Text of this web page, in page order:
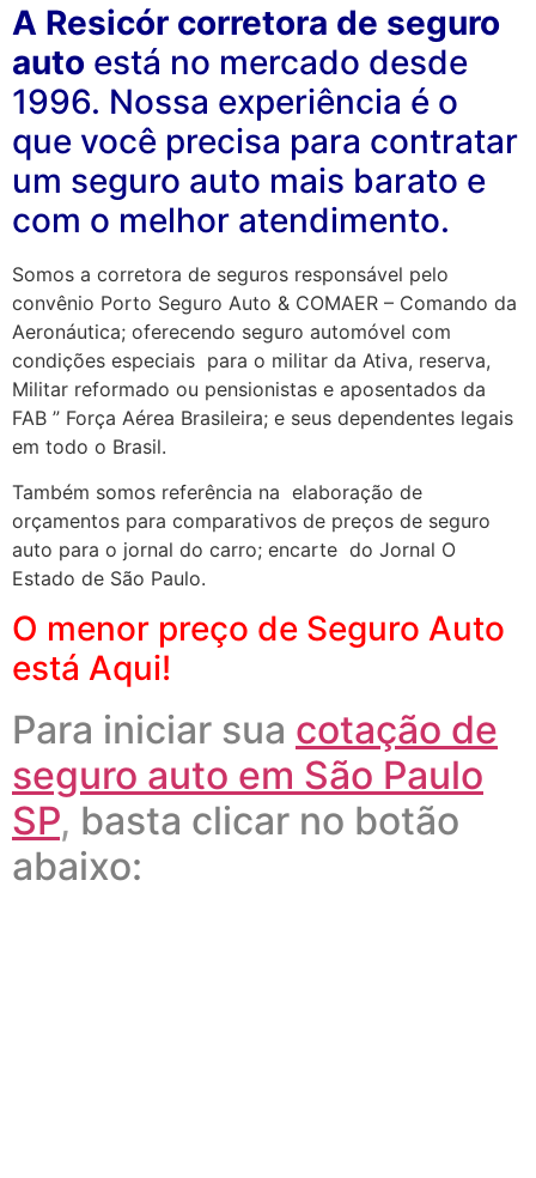
A Resicór corretora de seguro
auto está no mercado desde
1996. Nossa experiência é o
que você precisa para contratar
um seguro auto mais barato e
com o melhor atendimento.
Somos a corretora de seguros responsável pelo
convênio Porto Seguro Auto & COMAER – Comando da
Aeronáutica; oferecendo seguro automóvel com
condições especiais para o militar da Ativa, reserva,
Militar reformado ou pensionistas e aposentados da
FAB ” Força Aérea Brasileira; e seus dependentes legais
em todo o Brasil.
Também somos referência na elaboração de
orçamentos para comparativos de preços de seguro
auto para o jornal do carro; encarte do Jornal O
Estado de São Paulo.
O menor preço de Seguro Auto
está Aqui!
Para iniciar sua cotação de
seguro auto em São Paulo
SP, basta clicar no botão
abaixo: